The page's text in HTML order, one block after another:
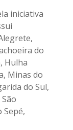
iniciativa
do
Hulha
Minas do
do Sul,
Sepé,